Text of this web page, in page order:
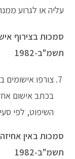
עליה או לגרוע
תשמ"ב-1982
צורפו
בכתב אישום
השיפוט, לפי סעיף 6 באחת העבירות או על אחד
תשמ"ב-1982